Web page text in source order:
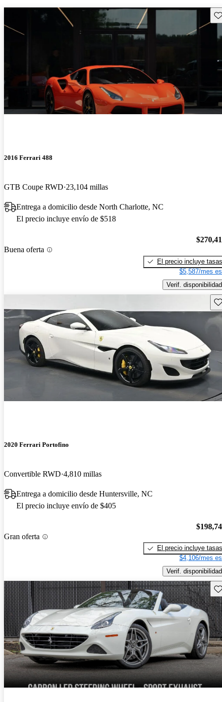
2016 Ferrari 488
GTB Coupe RWD 23,104 millas
Entrega a domicilio desde North Charlotte, NC
El precio incluye envío de $518
Buena oferta
El precio incluye tasas
$5,587/mes
Verif. disponibilidad
2020 Ferrari Portofino
Convertible RWD 4,810 millas
Entrega a domicilio desde Huntersville, NC
El precio incluye envío de $405
Gran oferta
El precio incluye tasas
$4,106/mes
Verif. disponibilidad